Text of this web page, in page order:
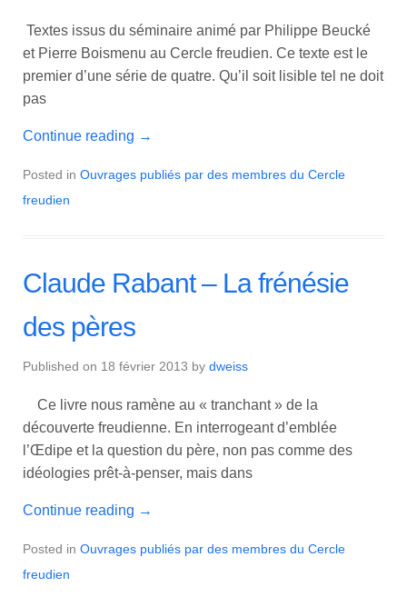
Textes issus du séminaire animé par Philippe Beucké
et Pierre Boismenu au Cercle freudien. Ce texte est le
premier d’une série de quatre. Qu’il soit lisible tel ne doit
pas
Continue reading →
Posted in Ouvrages publiés par des membres du Cercle
freudien
Claude Rabant – La frénésie
des pères
Published on 18 février 2013 by dweiss
Ce livre nous ramène au « tranchant » de la
découverte freudienne. En interrogeant d’emblée
l’Œdipe et la question du père, non pas comme des
idéologies prêt-à-penser, mais dans
Continue reading →
Posted in Ouvrages publiés par des membres du Cercle
freudien